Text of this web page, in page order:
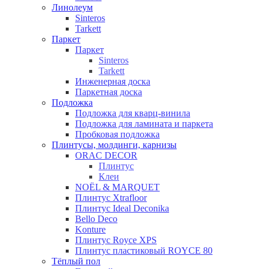
Линолеум
Sinteros
Tarkett
Паркет
Паркет
Sinteros
Tarkett
Инженерная доска
Паркетная доска
Подложка
Подложка для кварц-винила
Подложка для ламината и паркета
Пробковая подложка
Плинтусы, молдинги, карнизы
ORAC DECOR
Плинтус
Клеи
NOЁL & MARQUET
Плинтус Xtrafloor
Плинтус Ideal Deconika
Bello Deco
Konture
Плинтус Royce XPS
Плинтус пластиковый ROYCE 80
Тёплый пол